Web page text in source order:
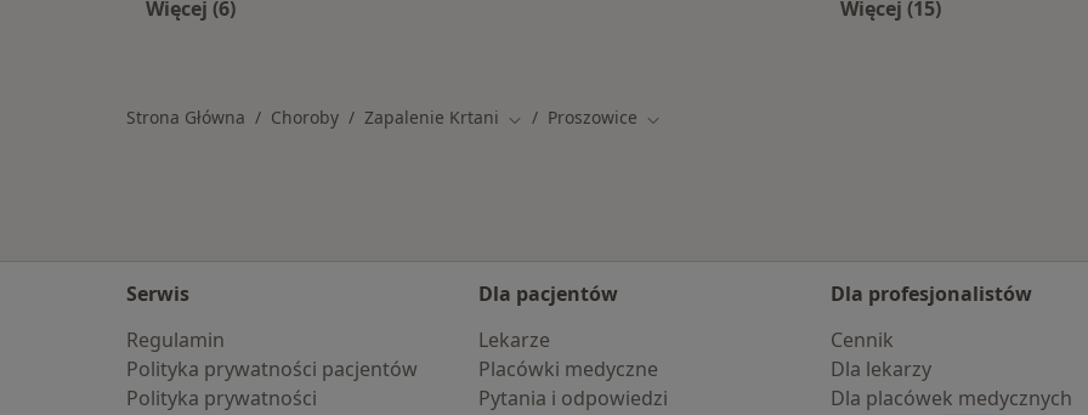
Więcej (6)
Więcej (15)
Strona Główna Choroby Zapalenie Krtani Zmień miasto
Proszowice Zmień miasto
Serwis
Regulamin
Polityka prywatności pacjentów
Polityka prywatności
Dla pacjentów
Lekarze
Placówki medyczne
Pytania i odpowiedzi
Dla profesjonalistów
Cennik
Dla lekarzy
Dla placówek medycznych